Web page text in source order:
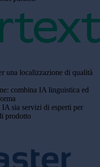
una localizzazione di qualità
combina IA linguistica ed
sia servizi di esperti per
prodotto